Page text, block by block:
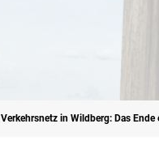
Verkehrsnetz in Wildberg: Das